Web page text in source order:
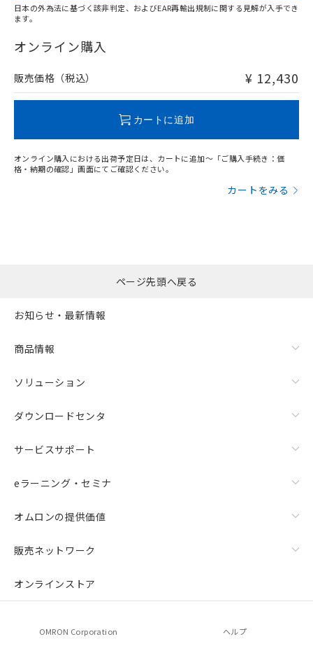
在庫等で未対応品が混在する可能性があります。
問い合わせください。
日本の外為法に基づく該非判定、およびEAR再輸出規制に関する見解が入手でき
ます。
オンライン購入
販売価格（税込） ¥ 12,430
カートに追加
オンライン購入における出荷予定日は、カートに追加～「ご購入手続き：価
格・納期の確認」画面にてご確認ください。
カートをみる
ページ先頭へ戻る
お知らせ・最新情報
商品情報
ソリューション
ダウンロードセンタ
サービスサポート
eラーニング・セミナ
オムロンの提供価値
販売ネットワーク
オンラインストア
OMRON Corporation ヘルプ